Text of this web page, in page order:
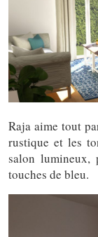
Raja aime tout
rustique et les
salon lumineux,
touches de bleu.